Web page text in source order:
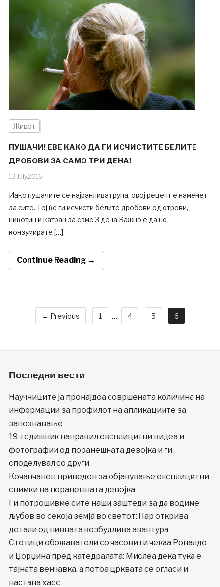
Живот
ПУШАЧИ! ЕВЕ КАКО ДА ГИ ИСЧИСТИТЕ БЕЛИТЕ
ДРОБОВИ ЗА САМО ТРИ ДЕНА!
13.July.2016
Иако пушачите се најранлива група, овој рецепт е наменет
за сите. Тој ќе ги исчисти белите дробови од отрови,
никотин и катран за само 3 дена.Важно е да не
конзумирате […]
Continue Reading →
← Previous 1 … 4 5 6
Последни вести
Научниците ја пронајдоа совршената количина на
информации за профилот на апликациите за
запознавање
19-годишник направил експлицитни видеа и
фотографии од поранешната девојка и ги
споделувал со други
Кочанчанец приведен за објавување експлицитни
снимки на поранешната девојка
Ги потрошивме сите наши заштеди за да водиме
љубов во секоја земја во светот: Пар открива
детали од нивната возбудлива авантура
Стотици обожаватели со часови ги чекаа Роналдо
и Џорџина пред катедралата: Мислеа дека тука е
тајната венчавка, а потоа црквата се огласи и
настана хаос